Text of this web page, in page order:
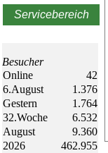
Servicebereich
Besucher
Online
42
6.August
1.376
Gestern
1.764
32.Woche
6.532
August
9.360
2026
462.955